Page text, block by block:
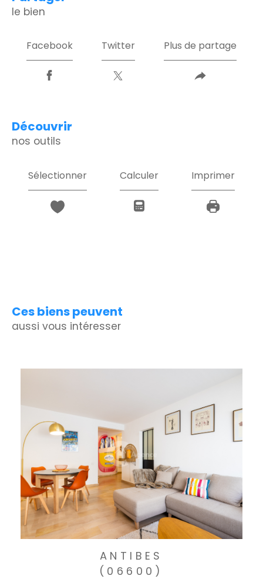
le bien
Facebook Twitter Plus de partage
découvrir
nos outils
Sélectionner Calculer Imprimer
Ces biens peuvent
aussi vous intéresser
ANTIBES
(06600)